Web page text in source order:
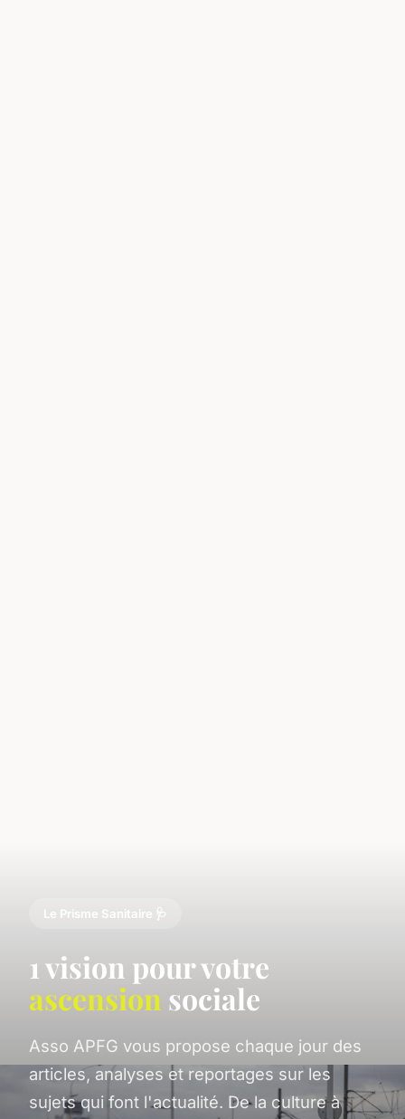
Le Prisme Sanitaire 🩺
1 vision pour votre
ascension sociale
Asso APFG vous propose chaque jour des
articles, analyses et reportages sur les
sujets qui font l'actualité. De la culture à